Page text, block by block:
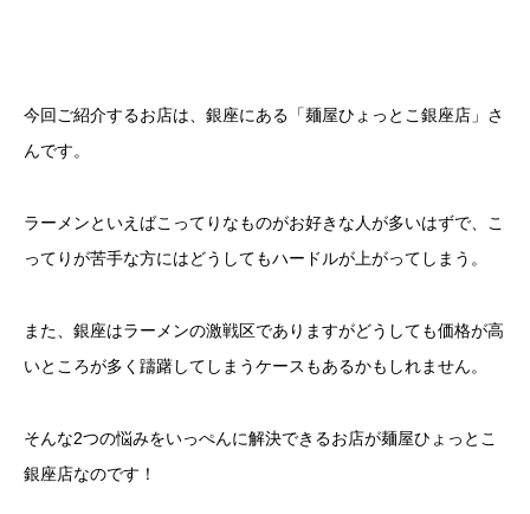
今回ご紹介するお店は、銀座にある「麺屋ひょっとこ銀座店」さ
んです。
ラーメンといえばこってりなものがお好きな人が多いはずで、こ
ってりが苦手な方にはどうしてもハードルが上がってしまう。
また、銀座はラーメンの激戦区でありますがどうしても価格が高
いところが多く躊躇してしまうケースもあるかもしれません。
そんな2つの悩みをいっぺんに解決できるお店が麺屋ひょっとこ
銀座店なのです！